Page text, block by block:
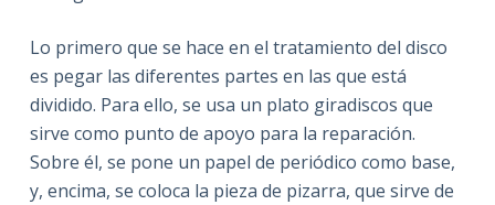
Lo primero que se hace en el tratamiento del disco
es pegar las diferentes partes en las que está
dividido. Para ello, se usa un plato giradiscos que
sirve como punto de apoyo para la reparación.
Sobre él, se pone un papel de periódico como base,
y, encima, se coloca la pieza de pizarra, que sirve de